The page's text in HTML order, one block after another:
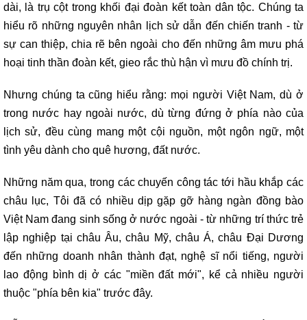
dài, là trụ cột trong khối đại đoàn kết toàn dân tộc. Chúng ta
hiểu rõ những nguyên nhân lịch sử dẫn đến chiến tranh - từ
sự can thiệp, chia rẽ bên ngoài cho đến những âm mưu phá
hoại tinh thần đoàn kết, gieo rắc thù hận vì mưu đồ chính trị.
Nhưng chúng ta cũng hiểu rằng: mọi người Việt Nam, dù ở
trong nước hay ngoài nước, dù từng đứng ở phía nào của
lịch sử, đều cùng mang một cội nguồn, một ngôn ngữ, một
tình yêu dành cho quê hương, đất nước.
Những năm qua, trong các chuyến công tác tới hầu khắp các
châu lục, Tôi đã có nhiều dịp gặp gỡ hàng ngàn đồng bào
Việt Nam đang sinh sống ở nước ngoài - từ những trí thức trẻ
lập nghiệp tại châu Âu, châu Mỹ, châu Á, châu Đại Dương
đến những doanh nhân thành đạt, nghệ sĩ nổi tiếng, người
lao động bình dị ở các "miền đất mới", kể cả nhiều người
thuộc "phía bên kia" trước đây.